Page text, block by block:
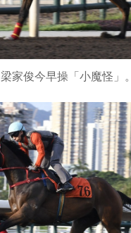
梁家俊今早操「小魔怪」。